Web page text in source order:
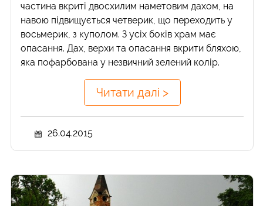
частина вкриті двосхилим наметовим дахом, на
навою підвищується четверик, що переходить у
восьмерик, з куполом. З усіх боків храм має
опасання. Дах, верхи та опасання вкрити бляхою,
яка пофарбована у незвичний зелений колір.
Читати далі >
26.04.2015